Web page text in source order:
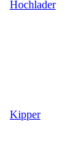
Hochlader
Kipper